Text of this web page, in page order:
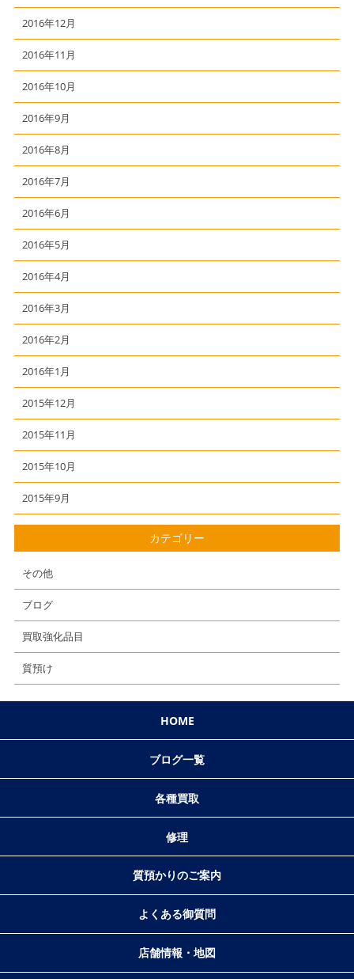
2016年12月
2016年11月
2016年10月
2016年9月
2016年8月
2016年7月
2016年6月
2016年5月
2016年4月
2016年3月
2016年2月
2016年1月
2015年12月
2015年11月
2015年10月
2015年9月
カテゴリー
その他
ブログ
買取強化品目
質預け
HOME
ブログ一覧
各種買取
修理
質預かりのご案内
よくある御質問
店舗情報・地図